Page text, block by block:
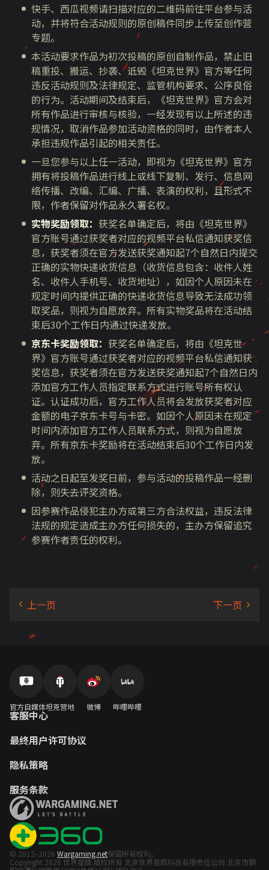
快手、西瓜视频请扫描对应的二维码前往平台参与活
动，并将符合活动规则的原创稿件同步上传至创作营
专题。
本活动要求作品为初次投稿的原创自制作品，禁止旧
稿重投、搬运、抄袭、诋毁《坦克世界》官方等任何
违反活动规则及法律规定、监管机构要求、公序良俗
的行为。活动期间及结束后，《坦克世界》官方会对
所有作品进行审核与核验，一经发现有以上所述的违
规情况，取消作品参加活动资格的同时，由作者本人
承担违规作品引起的相关责任。
一旦您参与以上任一活动，即视为《坦克世界》官方
拥有将投稿作品进行线上或线下复制、发行、信息网
络传播、改编、汇编、广播、表演的权利，且形式不
限，作者保留对作品永久署名权。
实物奖励领取： 获奖名单确定后，将由《坦克世界》
官方账号通过获奖者对应的视频平台私信通知获奖信
息，获奖者须在官方发送获奖通知起7个自然日内提交
正确的实物快递收货信息（收货信息包含：收件人姓
名、收件人手机号、收货地址），如因个人原因未在
规定时间内提供正确的快递收货信息导致无法成功领
取奖品，则视为自愿放弃。所有实物奖品将在活动结
束后30个工作日内通过快递发放。
京东卡奖励领取： 获奖名单确定后，将由《坦克世
界》官方账号通过获奖者对应的视频平台私信通知获
奖信息，获奖者须在官方发送获奖通知起7个自然日内
添加官方工作人员指定联系方式进行账号所有权认
证。认证成功后，官方工作人员将会发放获奖者对应
金额的电子京东卡号与卡密。如因个人原因未在规定
时间内添加官方工作人员联系方式，则视为自愿放
弃。所有京东卡奖励将在活动结束后30个工作日内发
放。
活动之日起至发奖日前，参与活动的投稿作品一经删
除，则失去评奖资格。
因参赛作品侵犯主办方或第三方合法权益，违反法律
法规的规定造成主办方任何损失的，主办方保留追究
参赛作者责任的权利。
官方自媒体坦克营地 微博 哔哩哔哩
客服中心
最终用户许可协议
隐私策略
服务条款
© 2012–2026 Wargaming.net保留所有权利。
Copyright 2026 世界星辉 版权所有 北京世界星辉科技有限责任公司 北京市朝